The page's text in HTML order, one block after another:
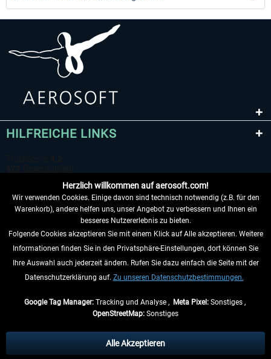
HILFREICHE LINKS
VERTRAG WIDERRUFEN
INFORMATIONEN
anders beschrieben.
** Gilt für Lieferungen innerhalb Deutschlands, Lieferzeiten für andere Länder
Herzlich willkommen auf aerosoft.com!
Wir verwenden Cookies. Einige davon sind technisch notwendig (z.B. für den
Warenkorb), andere helfen uns, unser Angebot zu verbessern und Ihnen ein
besseres Nutzererlebnis zu bieten.
Folgende Cookies akzeptieren Sie mit einem Klick auf Alle akzeptieren. Weitere
Informationen finden Sie in den Privatsphäre-Einstellungen, dort können Sie
Ihre Auswahl auch jederzeit ändern. Rufen Sie dazu einfach die Seite mit der
Datenschutzerklärung auf. Zu unseren Datenschutzbestimmungen.
Google Tag Manager:Tracking und Analyse , Meta Pixel:Sonstiges ,
OpenStreetMap: Sonstiges
Alle Akzeptieren